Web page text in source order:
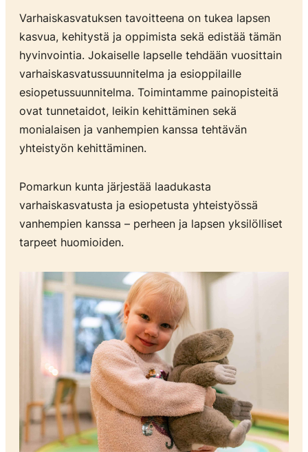
Varhaiskasvatuksen tavoitteena on tukea lapsen
kasvua, kehitystä ja oppimista sekä edistää tämän
hyvinvointia. Jokaiselle lapselle tehdään vuosittain
varhaiskasvatussuunnitelma ja esioppilaille
esiopetussuunnitelma. Toimintamme painopisteitä
ovat tunnetaidot, leikin kehittäminen sekä
monialaisen ja vanhempien kanssa tehtävän
yhteistyön kehittäminen.
Pomarkun kunta järjestää laadukasta
varhaiskasvatusta ja esiopetusta yhteistyössä
vanhempien kanssa – perheen ja lapsen yksilölliset
tarpeet huomioiden.